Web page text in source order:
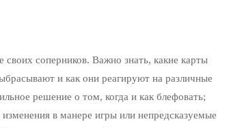
своих соперников. Важно знать, какие карты
и как они реагируют на различные
решение о том, когда и как блефовать;
в манере игры или непредсказуемые